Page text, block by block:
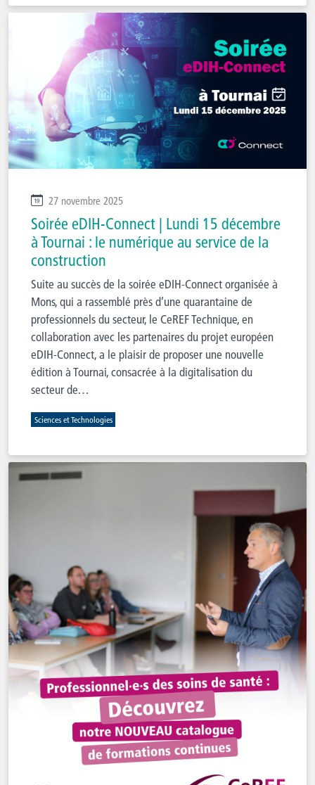
27 novembre 2025
Soirée eDIH-Connect | Lundi 15 décembre
à Tournai : le numérique au service de la
construction
Suite au succès de la soirée eDIH-Connect organisée à
Mons, qui a rassemblé près d’une quarantaine de
professionnels du secteur, le CeREF Technique, en
collaboration avec les partenaires du projet européen
eDIH-Connect, a le plaisir de proposer une nouvelle
édition à Tournai, consacrée à la digitalisation du
secteur de…
Sciences et Technologies